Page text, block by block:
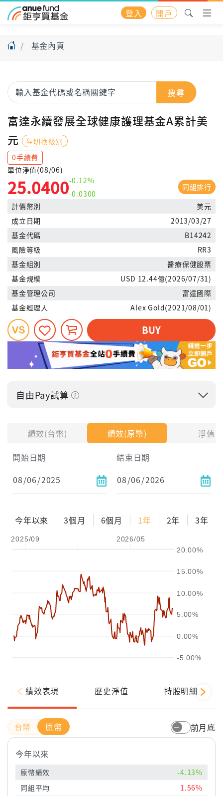
登入 開戶
基金內頁
績效(台幣) 績效(原幣)
淨值
開始日期
結束日期
今年以來 3個月 6個月 1年 2年 3年
2025/09 2026/05
-5.00%
0.00%
5.00%
10.00%
15.00%
20.00%
搜尋
富達永續發展全球健康護理基金A累計美
元
切換級別
0手續費
單位淨值(08/06)
25.0400-0.12%
-0.0300
同組排行
計價幣別
美元
成立日期
2013/03/27
基金代碼
B14242
風險等級
RR3
基金組別
醫療保健股票
基金規模
USD 12.44億(2026/07/31)
基金管理公司
富達國際
基金經理人
Alex Gold(2021/08/01)
BUY
自由Pay試算
每月Pay出方式
依金額
依比例
0% 年化自由Pay率
試算
績效表現 歷史淨值 持股明細
原幣 前月底
今年以來
原幣績效
-4.13%
同組平均
1.56%